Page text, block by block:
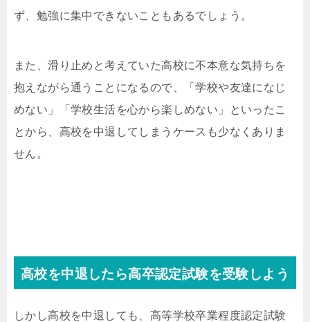
ず、勉強に集中できないこともあるでしょう。
また、滑り止めと考えていた高校に不本意な気持ちを
抱えながら通うことになるので、「学校や友達になじ
めない」「学校生活を心から楽しめない」といったこ
とから、高校を中退してしまうケースも少なくありま
せん。
高校を中退したら高卒認定試験を受験しよう
しかし高校を中退しても、高等学校卒業程度認定試験